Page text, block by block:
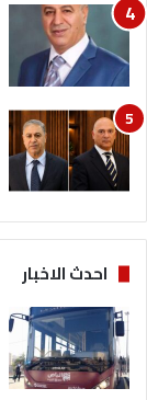
احدث الاخبار